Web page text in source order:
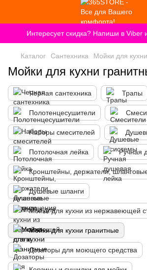
Интересует скидка? Напиши в Viber
Каталог Сантехника Мойки для
Мойки для кухни
Черная сантехника Трапы
Полотенцесушители
Наборы смесителей
Потолочная лейка Ручная
Кронштейны, держатели,
Душевые шланги
Мойки для кухни из нержавеющей
Мойки для кухни гранитные
Дозаторы для моющего средства